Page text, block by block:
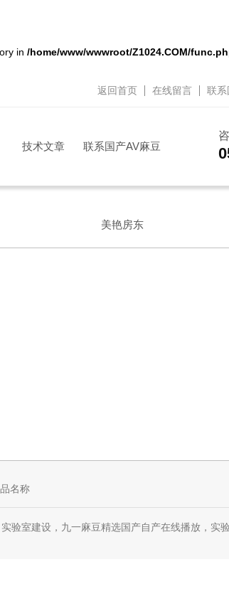
in /home/www/wwwroot/Z1024.COM/
返回首页 在线留言 联系
技术文章 联系国产AV麻豆
美艳房东
实验室建设，九一麻豆精选国产自产在线播放，实验室整体设计规划，装饰装修，实验室家具，恒温恒湿